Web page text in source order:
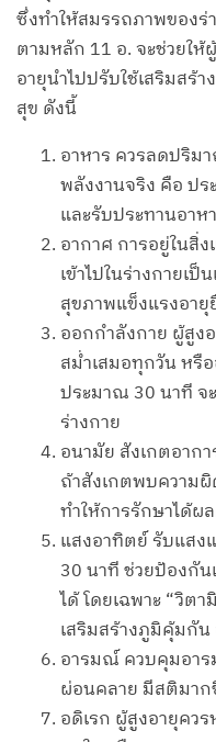
ซึ่งทำให้สมรรถภาพของร่
ตามหลัก 11 อ. จะช่วยให้
อายุนำไปปรับใช้เสริมสร้
สุข ดังนี้
อาหาร ควรลดปริม
พลังงานจริง คือ ป
และรับประทานอาห
อากาศ การอยู่ในสิ่
เข้าไปในร่างกายเ
สุขภาพแข็งแรงอายุ
ออกกำลังกาย ผู้สูง
สม่ำเสมอทุกวัน หรื
ประมาณ 30 นาที จ
ร่างกาย
อนามัย สังเกตอาก
ถ้าสังเกตพบความ
ทำให้การรักษาได้ผ
แสงอาทิตย์ รับแสง
30 นาที ช่วยป้องกั
ได้ โดยเฉพาะ “วิต
เสริมสร้างภูมิคุ้มกัน
อารมณ์ ควบคุมอาร
ผ่อนคลาย มีสติมา
อดิเรก ผู้สูงอายุควร